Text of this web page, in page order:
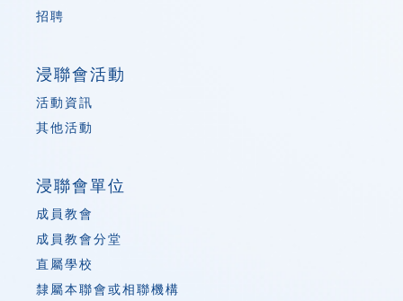
招聘
浸聯會活動
活動資訊
其他活動
浸聯會單位
成員教會
成員教會分堂
直屬學校
隸屬本聯會或相聯機構